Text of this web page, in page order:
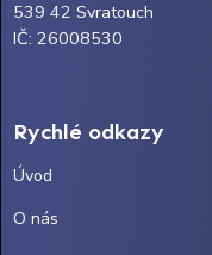
539 42 Svratouch
IČ: 26008530
Rychlé odkazy
Úvod
O nás